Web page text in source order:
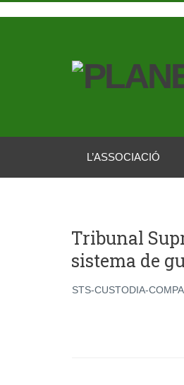
L’ASSOCIACIÓ
Tribunal
sistema de
STS-CUSTODIA-